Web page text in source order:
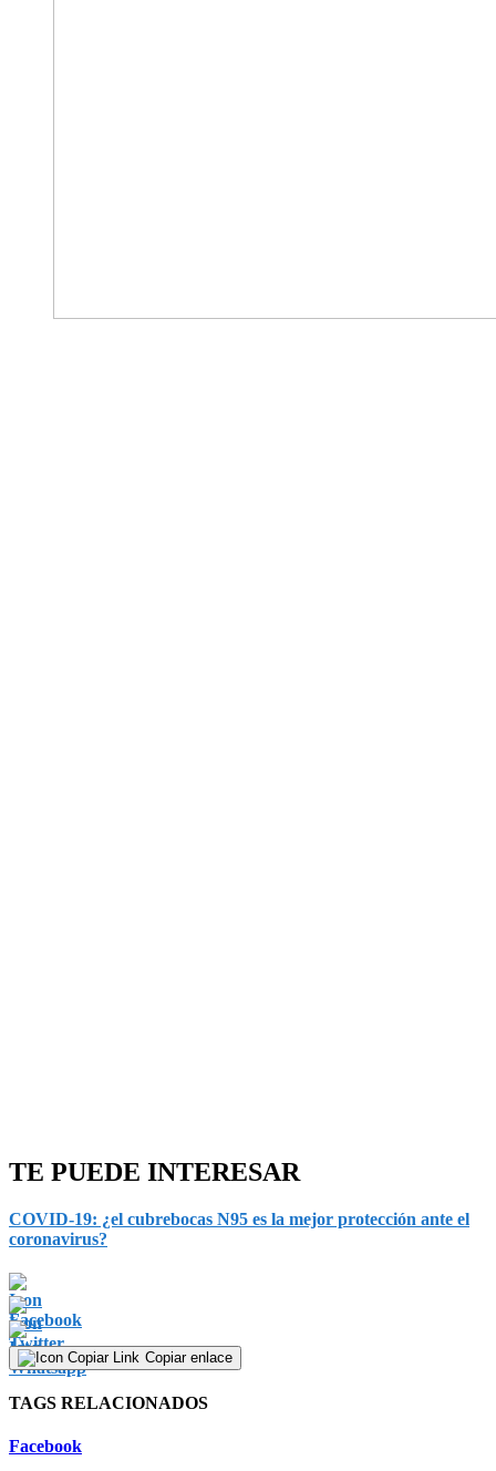
TE PUEDE INTERESAR
COVID-19: ¿el cubrebocas N95 es la mejor protección ante el
coronavirus?
Copiar enlace
TAGS RELACIONADOS
Facebook